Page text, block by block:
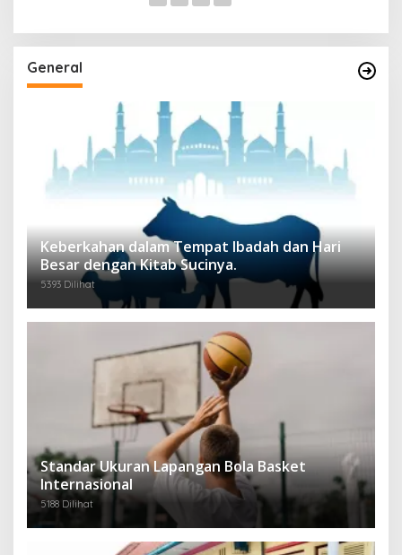
General
Keberkahan dalam Tempat Ibadah dan Hari
Besar dengan Kitab Sucinya.
5393 Dilihat
Standar Ukuran Lapangan Bola Basket
Internasional
5188 Dilihat